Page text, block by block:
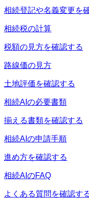
相続登記や名義変更を
相続税の計算
税額の見方を確認する
路線価の見方
土地評価を確認する
相続AIの必要書類
揃える書類を確認する
相続AIの申請手順
進め方を確認する
相続AIのFAQ
よくある質問を確認す